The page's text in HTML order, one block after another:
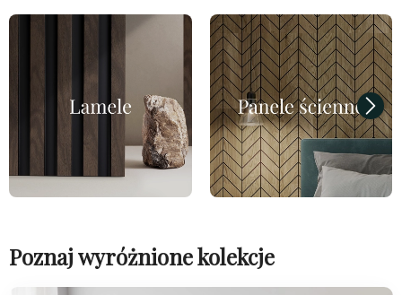
Poznaj wyróżnione kolekcje